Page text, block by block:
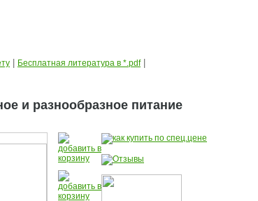
Бесплатная литература в *.pdf|
и разнообразное питание